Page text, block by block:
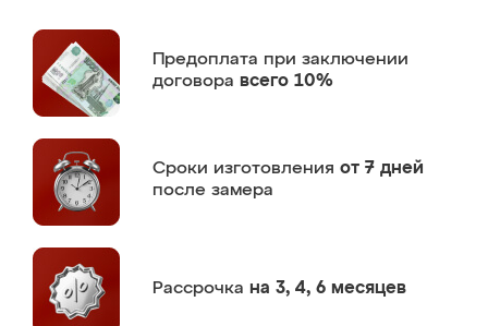
Предоплата при заключении
договора всего 10%
Сроки изготовления от 7 дней
после замера
Рассрочка на 3, 4, 6 месяцев